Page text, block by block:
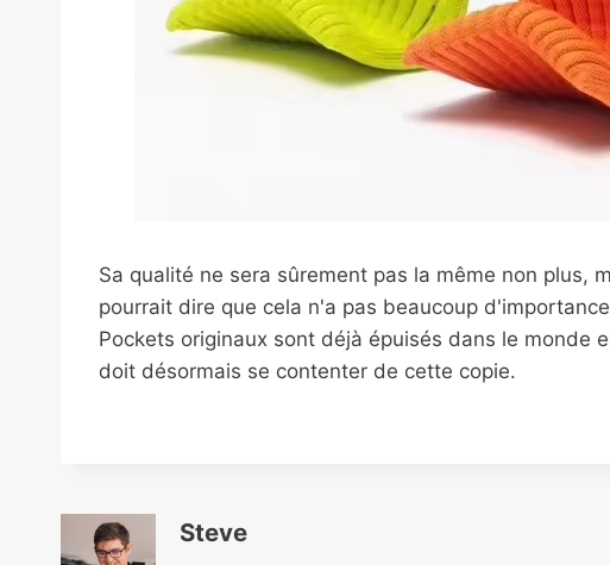
Sa qualité ne sera sûrement pas la même non plus,
pourrait dire que cela n'a pas beaucoup
Pockets originaux sont déjà épuisés dans le monde
doit désormais se contenter de cette copie.
Steve